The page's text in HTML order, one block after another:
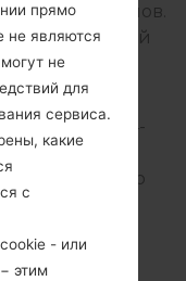
— 1830 баллов.
графический
был
дисплеем, 64-
запись видео
смартфона.
емкостью
прямо
не являются
не
для
сервиса.
какие
с
- или
этим